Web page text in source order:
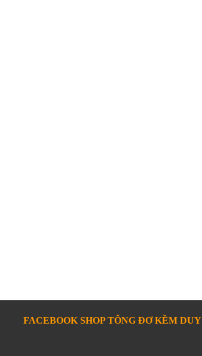
FACEBOOK SHOP TÔNG ĐƠ KỀM DUY